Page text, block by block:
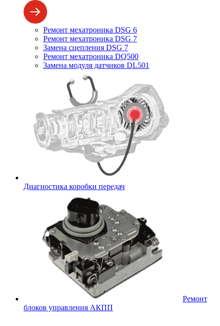
Ремонт мехатроника DSG 6
Ремонт мехатроника DSG 7
Замена сцепления DSG 7
Ремонт мехатроника DQ500
Замена модуля датчиков DL501
Диагностика коробки передач
Ремонт
блоков управления АКПП